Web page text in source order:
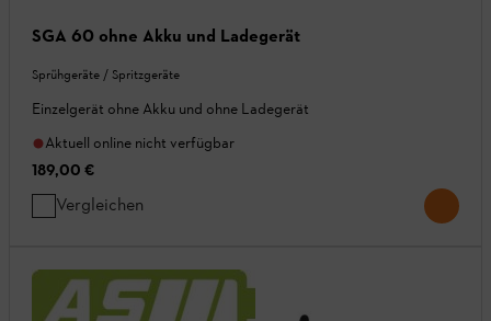
SGA 60 ohne Akku und Ladegerät
Sprühgeräte / Spritzgeräte
Einzelgerät ohne Akku und ohne Ladegerät
Aktuell online nicht verfügbar
189,00 €
Vergleichen